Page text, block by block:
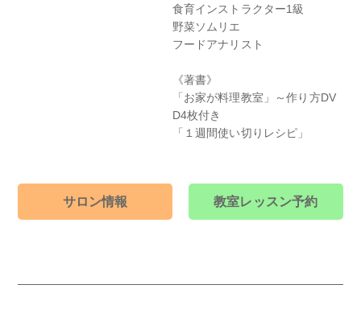
食育インストラクター1級
野菜ソムリエ
フードアナリスト
《著書》
「お家が料理教室」～作り方DV
D4枚付き
「１週間使い切りレシピ」
サロン情報 教室レッスン予約